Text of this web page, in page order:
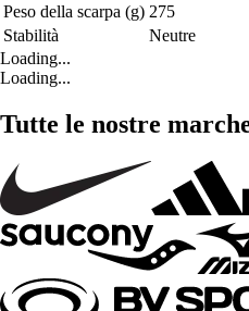
Peso della scarpa (g) 275
Stabilità
Neutre
Loading...
Loading...
Tutte le nostre